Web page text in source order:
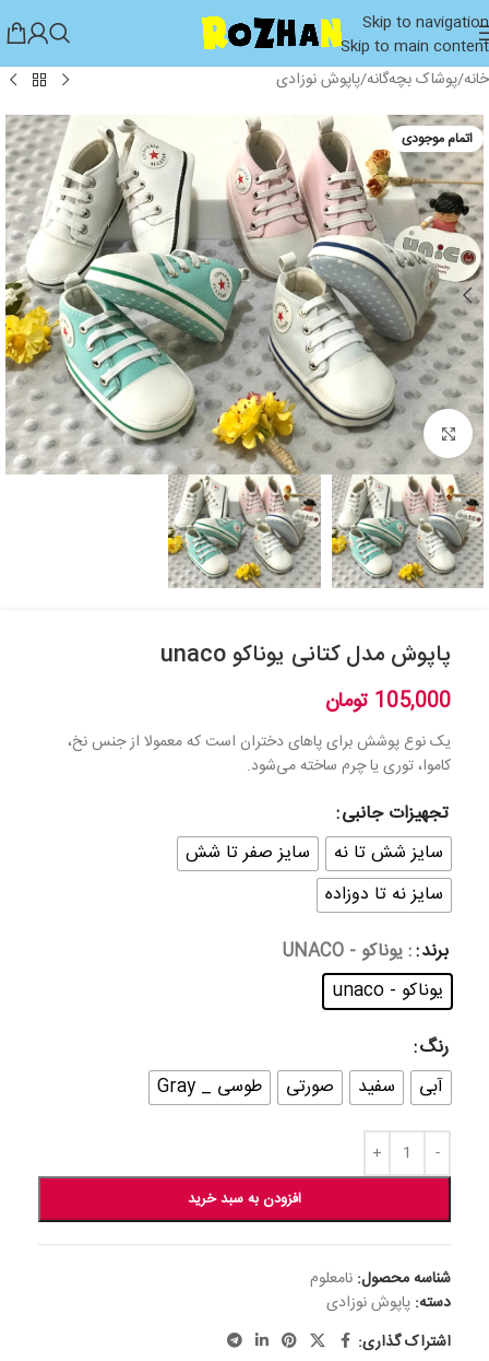
Skip to navigation
Skip to main content
خانه/پوشاک بچه‌گانه/پاپوش نوزادی
اتمام موجودی
بزرگنمایی تصویر
پاپوش مدل کتانی یوناکو unaco
105,000 تومان
یک نوع پوشش برای پاهای دختران است که معمولا از جنس نخ،
کاموا، توری یا چرم ساخته می‌شود.
تجهیزات جانبی
سایز شش تا نه
سایز صفر تا شش
سایز نه تا دوزاده
برند : یوناکو - UNACO
یوناکو - unaco
رنگ
آبی
سفید صورتی طوسی _ Gray
افزودن به سبد خرید
شناسه محصول: نامعلوم
دسته: پاپوش نوزادی
اشتراک گذاری: